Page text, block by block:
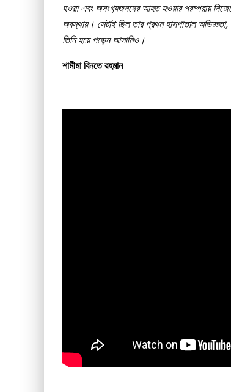
হওয়া এবং অসংখ‍্যজনদের আহত হওয়ার পরম্পরায়
অবস্থায়। সেটাই ছিল তার প্রথম হাসপাতাল
তিনি হয়ে পড়েন আসামিও।
শামীমা বিনতে রহমান